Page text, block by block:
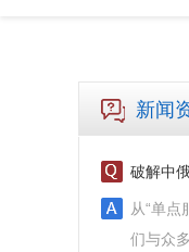
新闻
破解中
从“单点
们与众